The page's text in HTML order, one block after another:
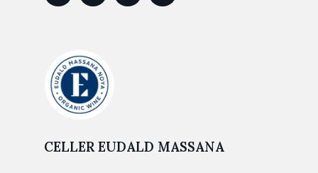
CELLER EUDALD MASSANA